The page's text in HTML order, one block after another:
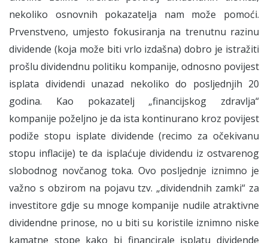
nekoliko osnovnih pokazatelja nam može pomoći.
Prvenstveno, umjesto fokusiranja na trenutnu razinu
dividende (koja može biti vrlo izdašna) dobro je istražiti
prošlu dividendnu politiku kompanije, odnosno povijest
isplata dividendi unazad nekoliko do posljednjih 20
godina. Kao pokazatelj „financijskog zdravlja“
kompanije poželjno je da ista kontinurano kroz povijest
podiže stopu isplate dividende (recimo za očekivanu
stopu inflacije) te da isplaćuje dividendu iz ostvarenog
slobodnog novčanog toka. Ovo posljednje iznimno je
važno s obzirom na pojavu tzv. „dividendnih zamki“ za
investitore gdje su mnoge kompanije nudile atraktivne
dividendne prinose, no u biti su koristile iznimno niske
kamatne stope kako bi financirale isplatu dividende